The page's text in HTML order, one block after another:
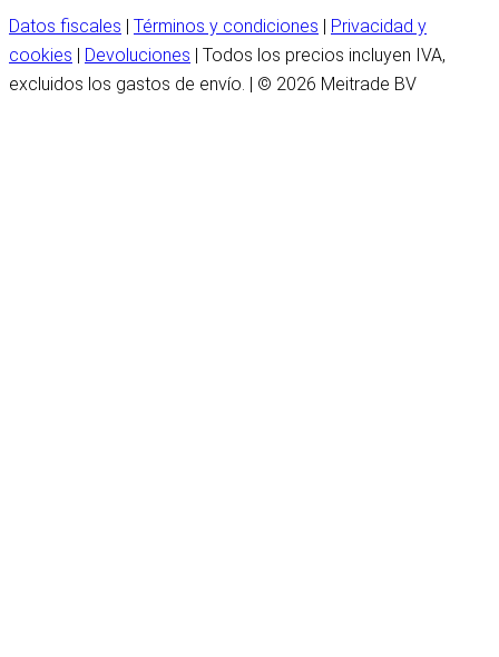
Datos fiscales Términos y condiciones
Privacidad y
cookies
Devoluciones | Todos los precios incluyen IVA,
excluidos los gastos de envío. | © 2026 Meitrade BV